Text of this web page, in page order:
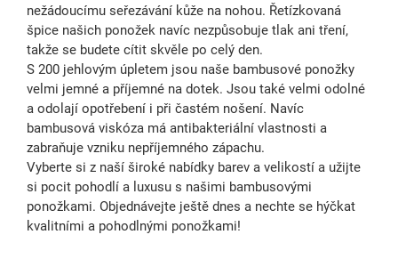
nežádoucímu seřezávání kůže na nohou. Řetízkovaná
špice našich ponožek navíc nezpůsobuje tlak ani tření,
takže se budete cítit skvěle po celý den.
S 200 jehlovým úpletem jsou naše bambusové ponožky
velmi jemné a příjemné na dotek. Jsou také velmi odolné
a odolají opotřebení i při častém nošení. Navíc
bambusová viskóza má antibakteriální vlastnosti a
zabraňuje vzniku nepříjemného zápachu.
Vyberte si z naší široké nabídky barev a velikostí a užijte
si pocit pohodlí a luxusu s našimi bambusovými
ponožkami. Objednávejte ještě dnes a nechte se hýčkat
kvalitními a pohodlnými ponožkami!